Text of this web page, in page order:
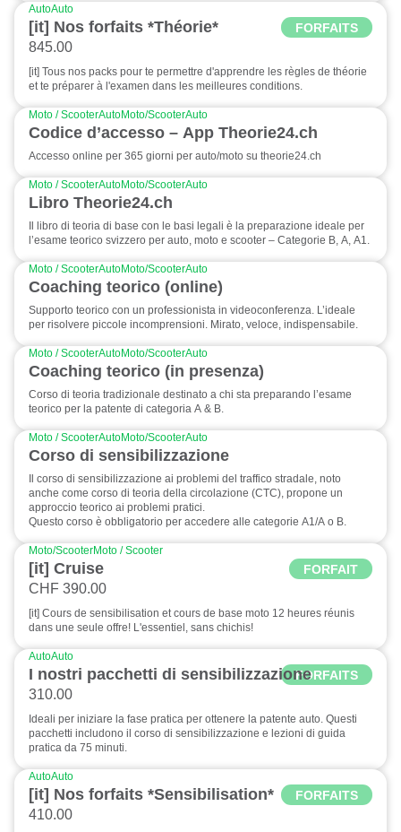
FORFAITS
AutoAuto
[it] Nos forfaits *Théorie*
845.00
[it] Tous nos packs pour te permettre d'apprendre les règles de théorie
et te préparer à l'examen dans les meilleures conditions.
Moto / ScooterAutoMoto/ScooterAuto
Codice d’accesso – App Theorie24.ch
Accesso online per 365 giorni per auto/moto su theorie24.ch
Moto / ScooterAutoMoto/ScooterAuto
Libro Theorie24.ch
Il libro di teoria di base con le basi legali è la preparazione ideale per
l’esame teorico svizzero per auto, moto e scooter – Categorie B, A, A1.
Moto / ScooterAutoMoto/ScooterAuto
Coaching teorico (online)
Supporto teorico con un professionista in videoconferenza. L’ideale
per risolvere piccole incomprensioni. Mirato, veloce, indispensabile.
Moto / ScooterAutoMoto/ScooterAuto
Coaching teorico (in presenza)
Corso di teoria tradizionale destinato a chi sta preparando l’esame
teorico per la patente di categoria A & B.
Moto / ScooterAutoMoto/ScooterAuto
Corso di sensibilizzazione
Il corso di sensibilizzazione ai problemi del traffico stradale, noto
anche come corso di teoria della circolazione (CTC), propone un
approccio teorico ai problemi pratici.
Questo corso è obbligatorio per accedere alle categorie A1/A o B.
FORFAIT
Moto/ScooterMoto / Scooter
[it] Cruise
CHF 390.00
[it] Cours de sensibilisation et cours de base moto 12 heures réunis
dans une seule offre! L'essentiel, sans chichis!
FORFAITS
AutoAuto
I nostri pacchetti di sensibilizzazione
310.00
Ideali per iniziare la fase pratica per ottenere la patente auto. Questi
pacchetti includono il corso di sensibilizzazione e lezioni di guida
pratica da 75 minuti.
FORFAITS
AutoAuto
[it] Nos forfaits *Sensibilisation*
410.00